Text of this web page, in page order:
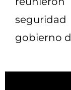
gobierno